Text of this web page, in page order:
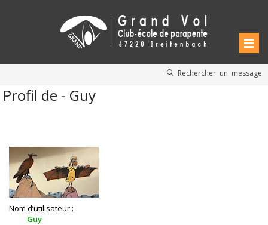
Rechercher un message
Profil de - Guy
Nom d’utilisateur :
Guy